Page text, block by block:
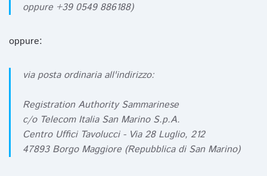
oppure +39 0549 886188)
oppure:
via posta ordinaria all'indirizzo:
Registration Authority Sammarinese
c/o Telecom Italia San Marino S.p.A.
Centro Uffici Tavolucci - Via 28 Luglio, 212
47893 Borgo Maggiore (Repubblica di San Marino)